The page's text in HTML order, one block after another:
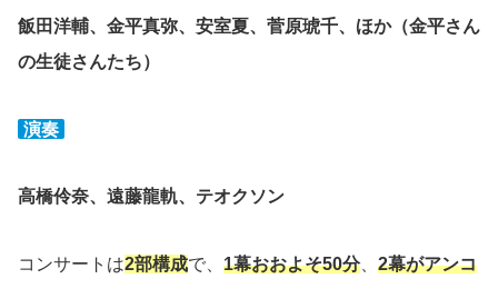
飯田洋輔、金平真弥、安室夏、菅原琥千、ほか（金平さん
の生徒さんたち）
演奏
高橋伶奈、遠藤龍軌、テオクソン
コンサートは2部構成で、 1幕おおよそ50分、 2幕がアンコ